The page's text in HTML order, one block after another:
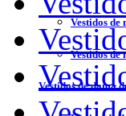
Vestidos de
Vestidos de
Vestidos de dama